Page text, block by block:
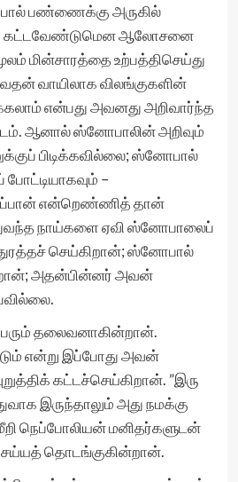
பண்ணைக்கு அருகில்
கட்டவேண்டுமென ஆலோசனை
மின்சாரத்தை உற்பத்திசெய்து
வாயிலாக விலங்குகளின்
என்பது அவனது அறிவார்ந்த
ஆனால் ஸ்னோபாலின் அறிவும்
பிடிக்கவில்லை; ஸ்னோபால்
போட்டியாகவும் –
என்றெண்ணித் தான்
நாய்களை ஏவி ஸ்னோபாலைப்
செய்கிறான்; ஸ்னோபால்
அதன்பின்னர் அவன்
தலைவனாகின்றான்.
என்று இப்போது அவன்
கட்டச்செய்கிறான். ”இரு
இருந்தாலும் அது நமக்கு
மீறி நெப்போலியன் மனிதர்களுடன்
தொடங்குகின்றான்.